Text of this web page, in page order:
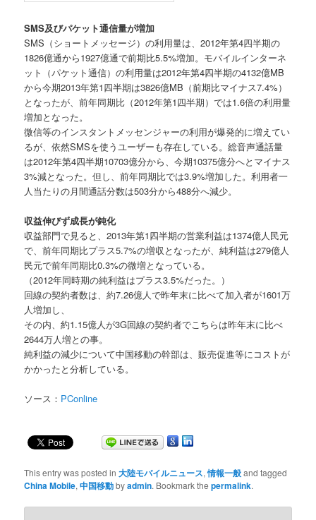
SMS及びパケット通信量が増加
SMS（ショートメッセージ）の利用量は、2012年第4四半期の
1826億通から1927億通で前期比5.5%増加。モバイルインターネ
ット（パケット通信）の利用量は2012年第4四半期の4132億MB
から今期2013年第1四半期は3826億MB（前期比マイナス7.4%）
となったが、前年同期比（2012年第1四半期）では1.6倍の利用量
増加となった。
微信等のインスタントメッセンジャーの利用が爆発的に増えてい
るが、依然SMSを使うユーザーも存在している。総音声通話量
は2012年第4四半期10703億分から、今期10375億分へとマイナス
3%減となった。但し、前年同期比では3.9%増加した。利用者一
人当たりの月間通話分数は503分から488分へ減少。
収益伸びず成長が鈍化
収益部門で見ると、2013年第1四半期の営業利益は1374億人民元
で、前年同期比プラス5.7%の増収となったが、純利益は279億人
民元で前年同期比0.3%の微増となっている。
（2012年同時期の純利益はプラス3.5%だった。）
回線の契約者数は、約7.26億人で昨年末に比べて加入者が1601万
人増加し、
その内、約1.15億人が3G回線の契約者でこちらは昨年末に比べ
2644万人増との事。
純利益の減少について中国移動の幹部は、販売促進等にコストが
かかったと分析している。
ソース： PConline
This entry was posted in大陸モバイルニュース,情報一般and tagged
China Mobile,中国移動byadmin. Bookmark thepermalink.